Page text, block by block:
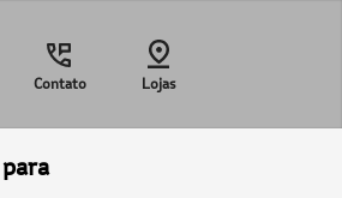
Contato Lojas